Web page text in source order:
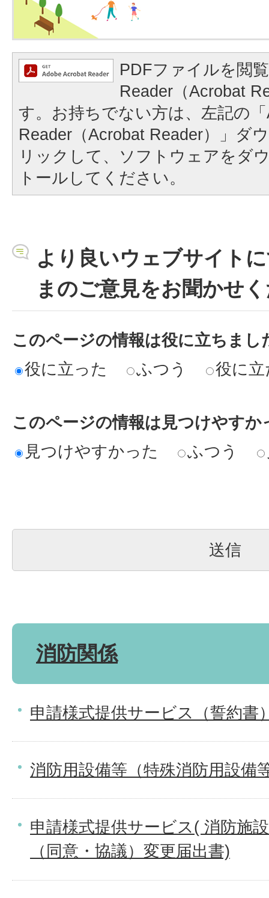
PDFファイルを閲
Reader（Acrobat
す。お持ちでない方は、左記の
Reader（Acrobat Reader）」ダ
リックして、ソフトウェアをダ
トールしてください。
より良いウェブサイト
まのご意見をお聞かせ
このページの情報は役に立ちまし
役に立った
ふつう 役に
このページの情報は見つけやすか
見つけやすかった
ふつう
消防関係
申請様式提供サービス（誓約書
消防用設備等（特殊消防用設備
申請様式提供サービス( 消防施
（同意・協議）変更届出書)